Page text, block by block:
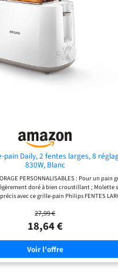
: le tiroir
empêche
et rapide.
JUSTE PRIX : Produit
notre réseau de 6200
dans le monde pour
pain Daily, 2 fentes larges, 8
830W, Blanc
PERSONNALISABLES : Pour un pain
doré à bien croustillant ; Molette
avec ce grille-pain Philips FENTES
qui centrent les tranches pour un dorage
VIENNOISERIES : Le toaster est
petits pains et les brioches. Support
sans griller DU PAIN CHAUD EN
pain toujours prêt à déguster avec ces
secondes ; Grille directement le pain
ET UTILISATION SÛRE : Le Grille pain
27,99 €
18,64 €